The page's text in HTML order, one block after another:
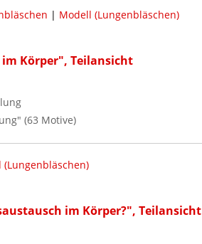
| Modell (Lungenbläschen)
Körper", Teilansicht
(63 Motive)
(Lungenbläschen)
im Körper?", Teilansicht